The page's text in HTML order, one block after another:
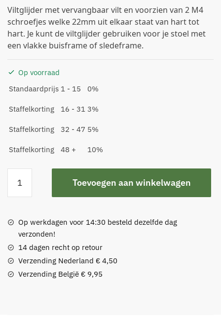
Viltglijder met vervangbaar vilt en voorzien van 2 M4
schroefjes welke 22mm uit elkaar staat van hart tot
hart. Je kunt de viltglijder gebruiken voor je stoel met
een vlakke buisframe of sledeframe.
Op voorraad
Standaardprijs 1 - 15 0%
Staffelkorting 16 - 31 3%
Staffelkorting 32 - 47 5%
Staffelkorting 48 + 10%
voor
vlakke
met
dubbele
schroef
(vervangbaar)
Toevoegen aan winkelwagen
Op werkdagen voor 14:30 besteld dezelfde dag
verzonden!
14 dagen recht op retour
Verzending Nederland € 4,50
Verzending België € 9,95